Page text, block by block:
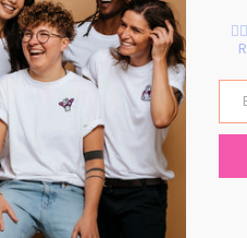
Mehr? Aber